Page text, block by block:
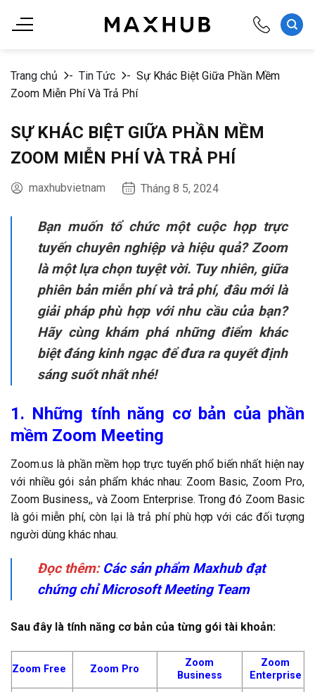
đến
Trang chủ
- Tin Tức - Sự Khác Biệt Giữa Phần Mềm
Zoom Miễn Phí Và Trả Phí
SỰ KHÁC BIỆT GIỮA PHẦN MỀM
ZOOM MIỄN PHÍ VÀ TRẢ PHÍ
maxhubvietnam Tháng 8 5, 2024
Bạn muốn tổ chức một cuộc họp trực
tuyến chuyên nghiệp và hiệu quả? Zoom
là một lựa chọn tuyệt vời. Tuy nhiên, giữa
phiên bản miễn phí và trả phí, đâu mới là
giải pháp phù hợp với nhu cầu của bạn?
Hãy cùng khám phá những điểm khác
biệt đáng kinh ngạc để đưa ra quyết định
sáng suốt nhất nhé!
1. Những tính năng cơ bản của phần
mềm Zoom Meeting
Zoom.us là phần mềm họp trực tuyến phổ biến nhất hiện nay
với nhiều gói sản phẩm khác nhau: Zoom Basic, Zoom Pro,
Zoom Business,, và Zoom Enterprise. Trong đó Zoom Basic
là gói miễn phí, còn lại là trả phí phù hợp với các đối tượng
người dùng khác nhau.
Đọc thêm: Các sản phẩm Maxhub đạt
chứng chỉ Microsoft Meeting Team
Sau đây là tính năng cơ bản của từng gói tài khoản:
Zoom Free Zoom Pro
Zoom
Business
Zoom
Enterprise